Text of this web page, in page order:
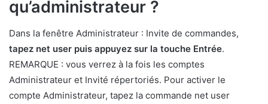
qu’administrateur ?
Dans la fenêtre Administrateur : Invite de commandes,
tapez net user puis appuyez sur la touche Entrée.
REMARQUE : vous verrez à la fois les comptes
Administrateur et Invité répertoriés. Pour activer le
compte Administrateur, tapez la commande net user